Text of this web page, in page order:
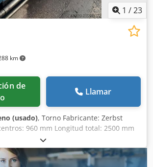
1 /23
km
Llamar
(usado), Torno Fabricante: Zerbst
960 mm Longitud total: 2500 mm
consultar las imágenes Dsdozhlf Espfx
disponibles.